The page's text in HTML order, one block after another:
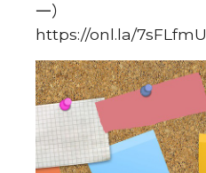
一）
https://onl.la/7sFLfmU